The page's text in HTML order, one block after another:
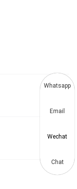
Whatsapp
Email
Wechat
Chat